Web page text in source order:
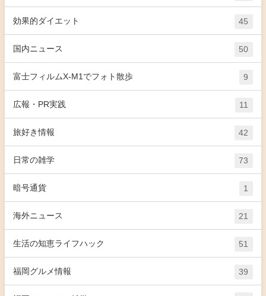
効果的ダイエット 45
国内ニュース 50
富士フィルムX-M1でフォト散歩 9
広報・PR実践 11
旅好き情報 42
日常の雑学 73
暗号通貨 1
海外ニュース 21
生活の知恵ライフハック 51
福岡グルメ情報 39